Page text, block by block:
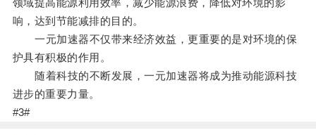
领域提高能源利用效率，减少能源浪费，降低对环境的影
响，达到节能减排的目的。
一元加速器不仅带来经济效益，更重要的是对环境的保
护具有积极的作用。
随着科技的不断发展，一元加速器将成为推动能源科技
进步的重要力量。
#3#